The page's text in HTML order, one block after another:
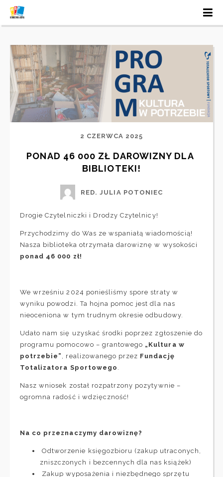
2 CZERWCA 2025
PONAD 46 000 ZŁ DAROWIZNY DLA
BIBLIOTEKI!
RED. JULIA POTONIEC
Drogie Czytelniczki i Drodzy Czytelnicy!
Przychodzimy do Was ze wspaniałą wiadomością!
Nasza biblioteka otrzymała darowiznę w wysokości
ponad 46 000 zł!
We wrześniu 2024 ponieśliśmy spore straty w
wyniku powodzi. Ta hojna pomoc jest dla nas
nieoceniona w tym trudnym okresie odbudowy.
Udało nam się uzyskać środki poprzez zgłoszenie do
programu pomocowo – grantowego „Kultura w
potrzebie” , realizowanego przez Fundację
Totalizatora Sportowego .
Nasz wniosek został rozpatrzony pozytywnie –
ogromna radość i wdzięczność!
Na co przeznaczymy darowiznę?
Odtworzenie księgozbioru (zakup utraconych,
zniszczonych i bezcennych dla nas książek)
Zakup wyposażenia i niezbędnego sprzętu